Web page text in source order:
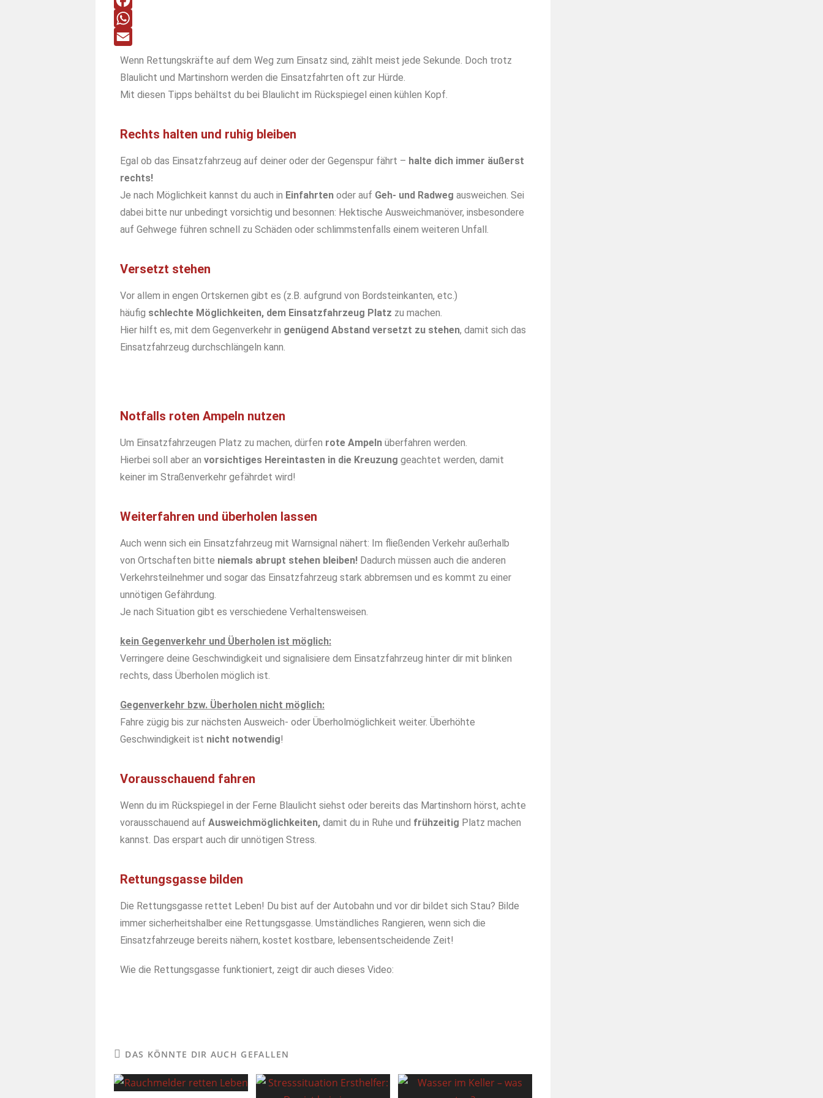
F
a
W
m
Wenn Rettungskräfte auf dem Weg zum Einsatz sind, zählt meist jede Sekunde. Doch trotz
Blaulicht und Martinshorn werden die Einsatzfahrten oft zur Hürde.
Mit diesen Tipps behältst du bei Blaulicht im Rückspiegel einen kühlen Kopf.
Rechts halten und ruhig bleiben
Egal ob das Einsatzfahrzeug auf deiner oder der Gegenspur fährt – halte dich immer äußerst
rechts!
Je nach Möglichkeit kannst du auch in Einfahrten oder auf Geh- und Radweg ausweichen. Sei
dabei bitte nur unbedingt vorsichtig und besonnen: Hektische Ausweichmanöver, insbesondere
auf Gehwege führen schnell zu Schäden oder schlimmstenfalls einem weiteren Unfall.
Versetzt stehen
Vor allem in engen Ortskernen gibt es (z.B. aufgrund von Bordsteinkanten, etc.)
häufig schlechte Möglichkeiten, dem Einsatzfahrzeug Platz zu machen.
Hier hilft es, mit dem Gegenverkehr in genügend Abstand versetzt zu stehen, damit sich das
Einsatzfahrzeug durchschlängeln kann.
Notfalls roten Ampeln nutzen
Um Einsatzfahrzeugen Platz zu machen, dürfen rote Ampeln überfahren werden.
Hierbei soll aber an vorsichtiges Hereintasten in die Kreuzung geachtet werden, damit
keiner im Straßenverkehr gefährdet wird!
Weiterfahren und überholen lassen
Auch wenn sich ein Einsatzfahrzeug mit Warnsignal nähert: Im fließenden Verkehr außerhalb
von Ortschaften bitte niemals abrupt stehen bleiben! Dadurch müssen auch die anderen
Verkehrsteilnehmer und sogar das Einsatzfahrzeug stark abbremsen und es kommt zu einer
unnötigen Gefährdung.
Je nach Situation gibt es verschiedene Verhaltensweisen.
kein Gegenverkehr und Überholen ist möglich:
Verringere deine Geschwindigkeit und signalisiere dem Einsatzfahrzeug hinter dir mit blinken
rechts, dass Überholen möglich ist.
Gegenverkehr bzw. Überholen nicht möglich:
Fahre zügig bis zur nächsten Ausweich- oder Überholmöglichkeit weiter. Überhöhte
Geschwindigkeit ist nicht notwendig!
Vorausschauend fahren
Wenn du im Rückspiegel in der Ferne Blaulicht siehst oder bereits das Martinshorn hörst, achte
vorausschauend auf Ausweichmöglichkeiten, damit du in Ruhe und frühzeitig Platz machen
kannst. Das erspart auch dir unnötigen Stress.
Rettungsgasse bilden
Die Rettungsgasse rettet Leben! Du bist auf der Autobahn und vor dir bildet sich Stau? Bilde
immer sicherheitshalber eine Rettungsgasse. Umständliches Rangieren, wenn sich die
Einsatzfahrzeuge bereits nähern, kostet kostbare, lebensentscheidende Zeit!
Wie die Rettungsgasse funktioniert, zeigt dir auch dieses Video:
DAS KÖNNTE DIR AUCH GEFALLEN